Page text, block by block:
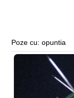
Poze cu: opuntia